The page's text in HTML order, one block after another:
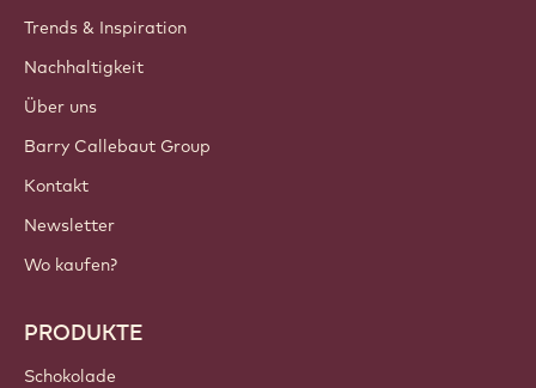
Trends & Inspiration
Nachhaltigkeit
Über uns
Barry Callebaut Group
Kontakt
Newsletter
Wo kaufen?
PRODUKTE
Schokolade